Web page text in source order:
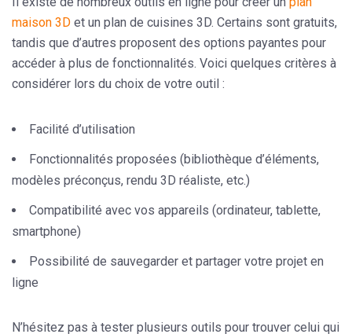
maison 3D et un plan de cuisines 3D. Certains sont gratuits,
tandis que d’autres proposent des options payantes pour
accéder à plus de fonctionnalités. Voici quelques critères à
considérer lors du choix de votre outil :
Facilité d’utilisation
Fonctionnalités proposées (bibliothèque d’éléments,
modèles préconçus, rendu 3D réaliste, etc.)
Compatibilité avec vos appareils (ordinateur, tablette,
smartphone)
Possibilité de sauvegarder et partager votre projet en
ligne
N’hésitez pas à tester plusieurs outils pour trouver celui qui